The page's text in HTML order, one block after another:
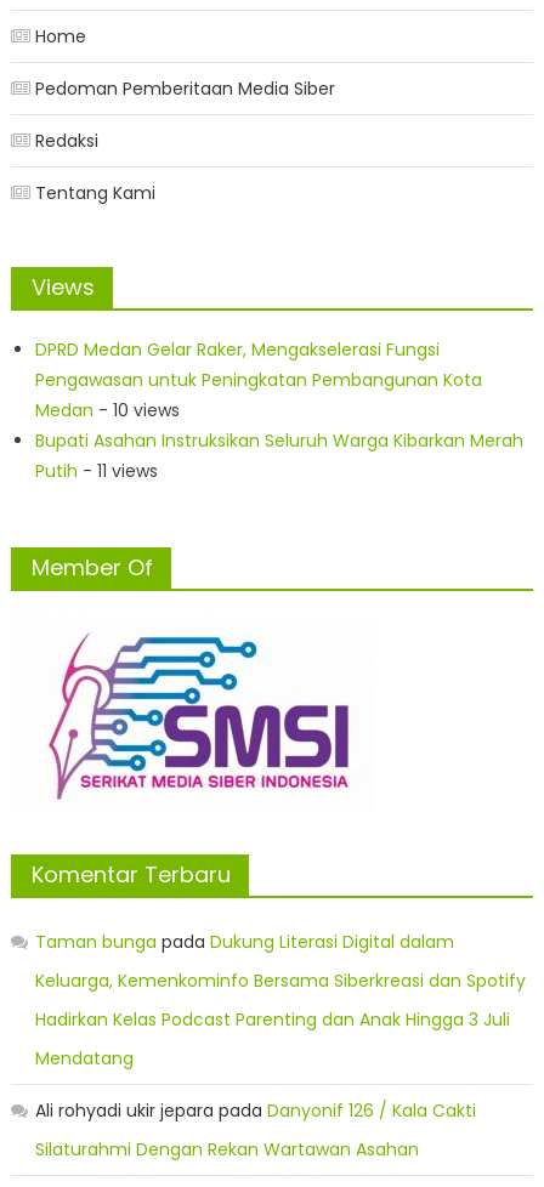
Home
Pedoman Pemberitaan Media Siber
Redaksi
Tentang Kami
Views
DPRD Medan Gelar Raker, Mengakselerasi Fungsi
Pengawasan untuk Peningkatan Pembangunan Kota
Medan - 10 views
Bupati Asahan Instruksikan Seluruh Warga Kibarkan Merah
Putih - 11 views
Member Of
Komentar Terbaru
Taman bunga pada Dukung Literasi Digital dalam
Keluarga, Kemenkominfo Bersama Siberkreasi dan Spotify
Hadirkan Kelas Podcast Parenting dan Anak Hingga 3 Juli
Mendatang
Ali rohyadi ukir jepara pada Danyonif 126 / Kala Cakti
Silaturahmi Dengan Rekan Wartawan Asahan